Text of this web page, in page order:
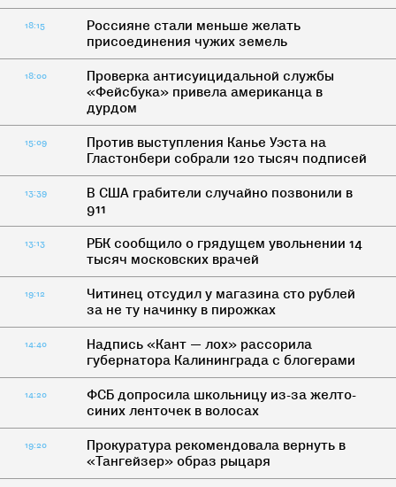
18:15
Россияне стали меньше желать
присоединения чужих земель
18:00
Проверка антисуицидальной службы
«Фейсбука» привела американца в
дурдом
15:09
Против выступления Канье Уэста на
Гластонбери собрали 120 тысяч подписей
13:39
В США грабители случайно позвонили в
911
13:13
РБК сообщило о грядущем увольнении 14
тысяч московских врачей
19:12
Читинец отсудил у магазина cто рублей
за не ту начинку в пирожках
14:40
Надпись «Кант — лох» рассорила
губернатора Калининграда с блогерами
14:20
ФСБ допросила школьницу из-за желто-
синих ленточек в волосах
19:20
Прокуратура рекомендовала вернуть в
«Тангейзер» образ рыцаря